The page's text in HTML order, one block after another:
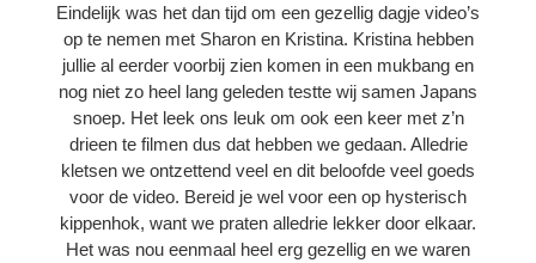
Eindelijk was het dan tijd om een gezellig dagje video’s
op te nemen met Sharon en Kristina. Kristina hebben
jullie al eerder voorbij zien komen in een mukbang en
nog niet zo heel lang geleden testte wij samen Japans
snoep. Het leek ons leuk om ook een keer met z’n
drieen te filmen dus dat hebben we gedaan. Alledrie
kletsen we ontzettend veel en dit beloofde veel goeds
voor de video. Bereid je wel voor een op hysterisch
kippenhok, want we praten alledrie lekker door elkaar.
Het was nou eenmaal heel erg gezellig en we waren